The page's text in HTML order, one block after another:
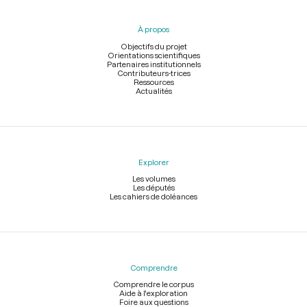
À propos
Objectifs du projet
Orientations scientifiques
Partenaires institutionnels
Contributeurs-trices
Ressources
Actualités
Explorer
Les volumes
Les députés
Les cahiers de doléances
Comprendre
Comprendre le corpus
Aide à l'exploration
Foire aux questions